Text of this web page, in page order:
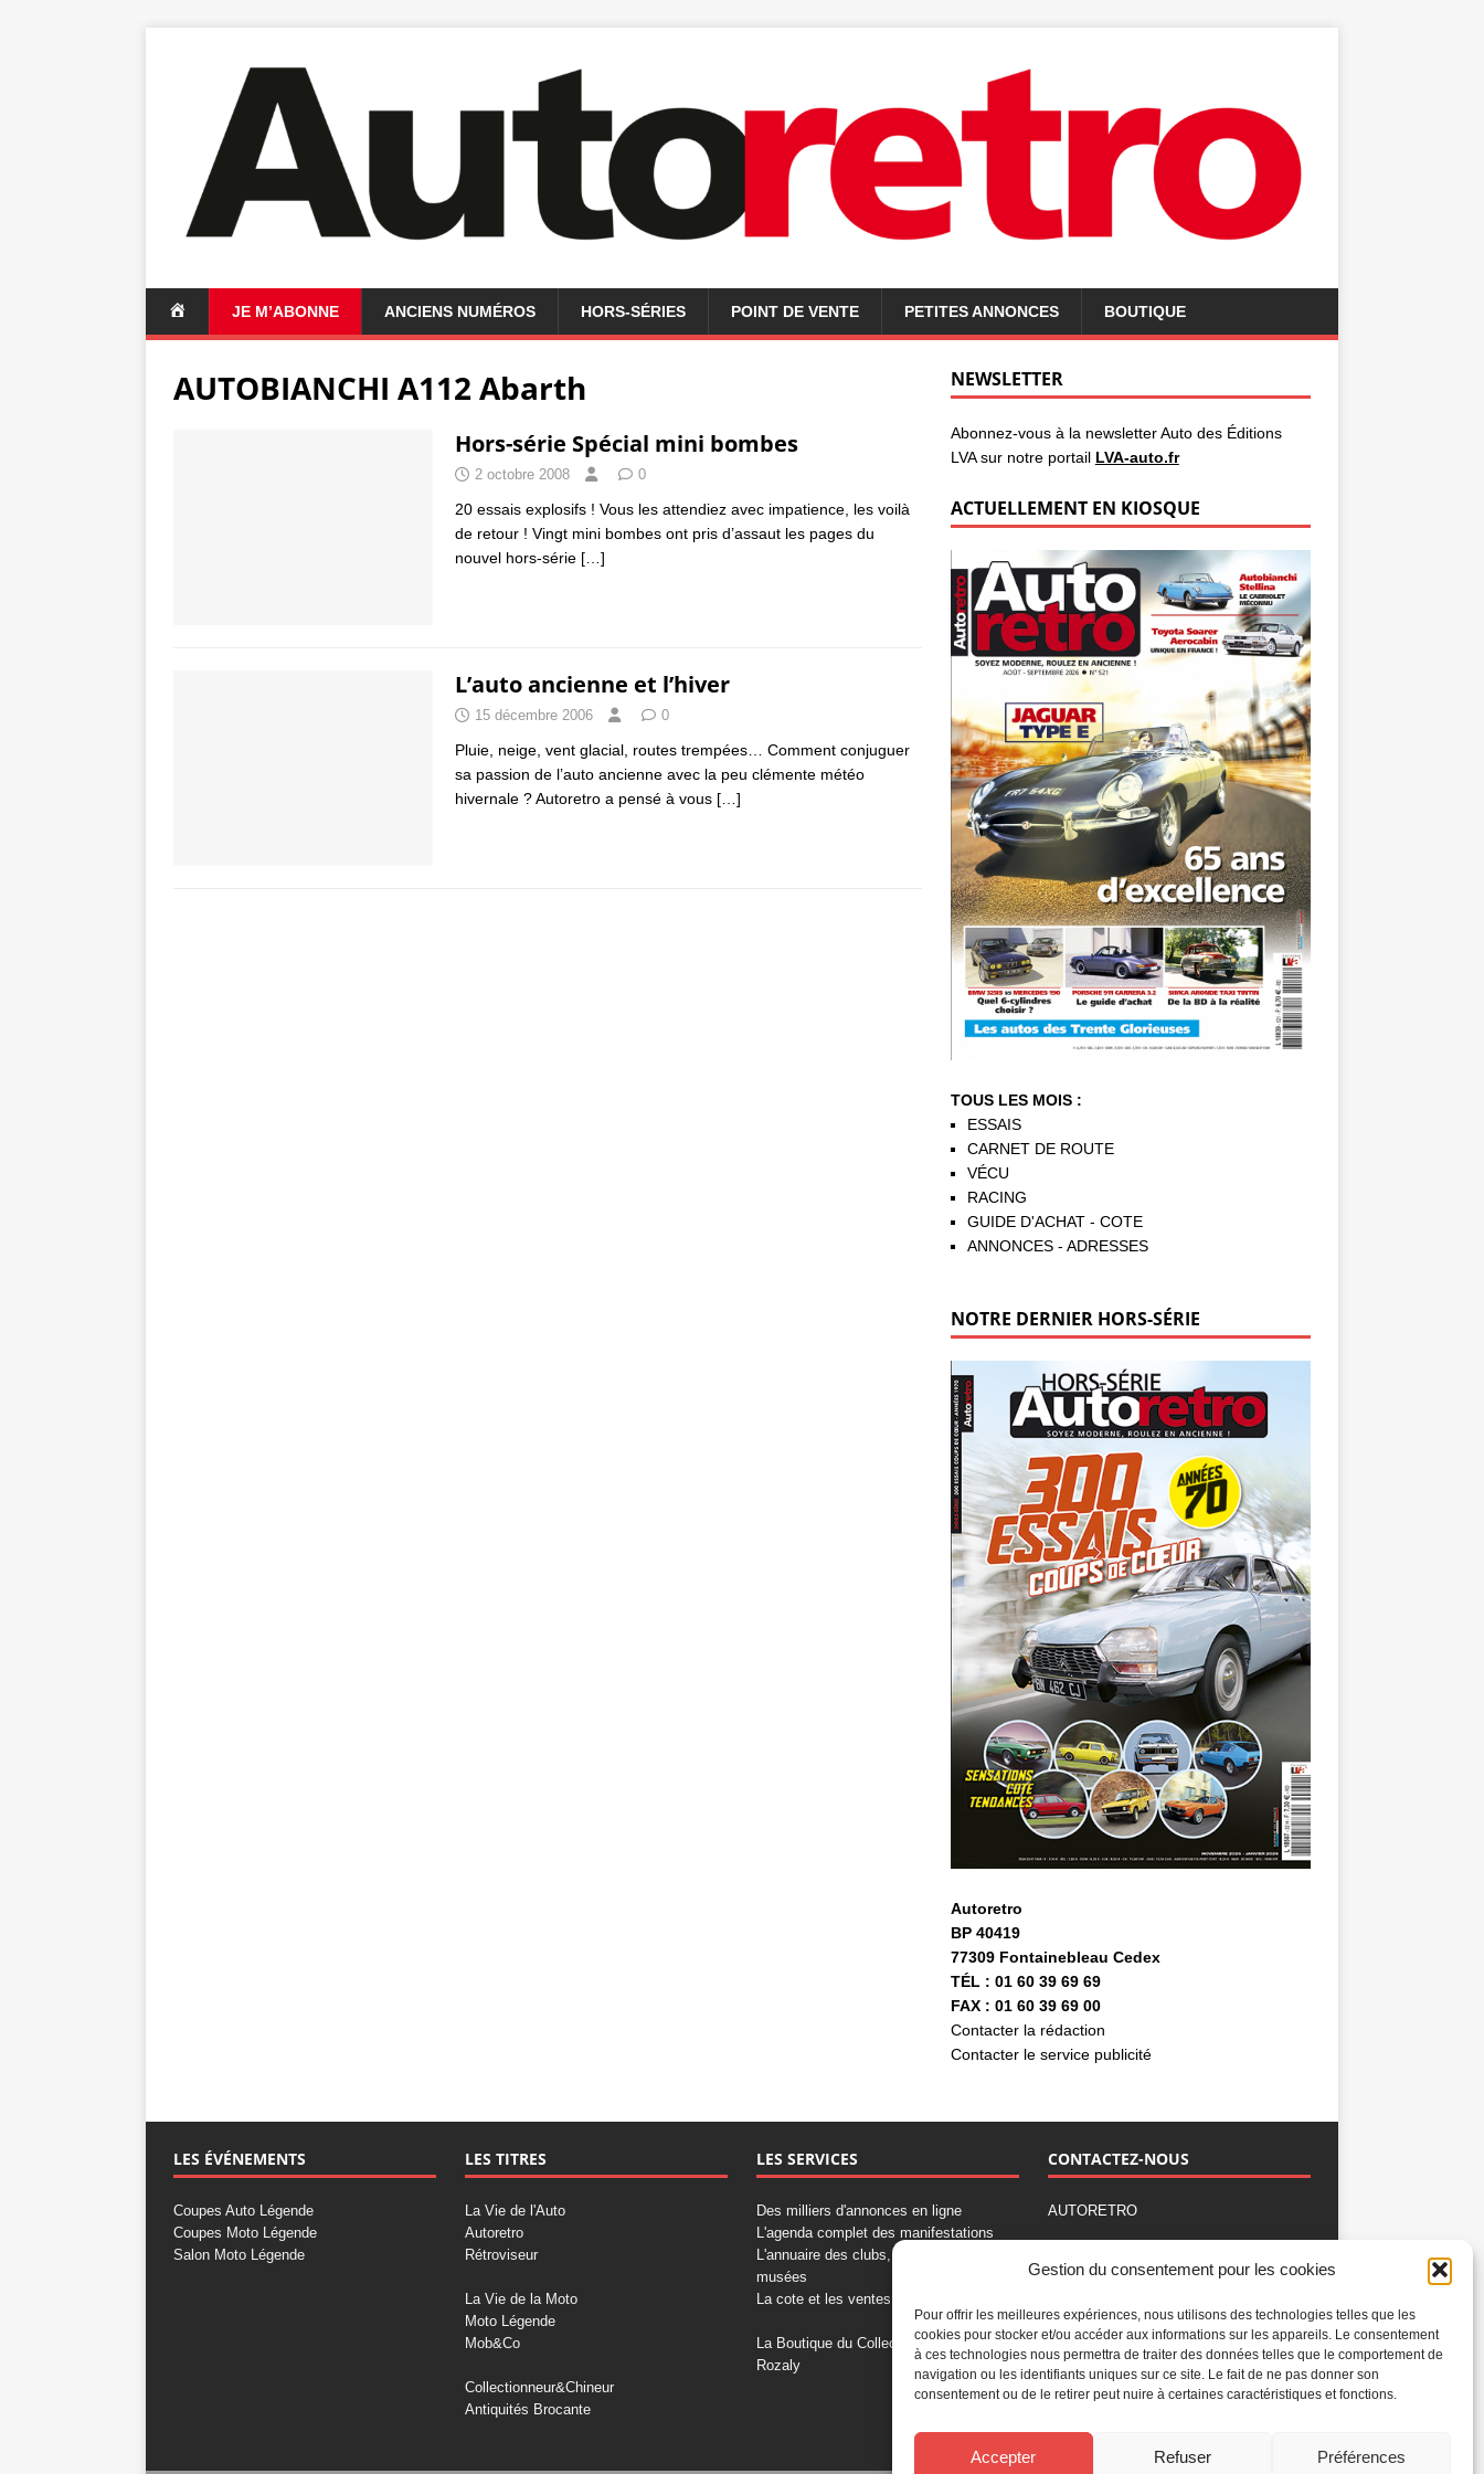
Gestion du consentement pour les cookies
Pour offrir les meilleures expériences, nous utilisons des technologies telles que les
cookies pour stocker et/ou accéder aux informations sur les appareils. Le consentement
à ces technologies nous permettra de traiter des données telles que le comportement de
navigation ou les identifiants uniques sur ce site. Le fait de ne pas donner son
consentement ou de le retirer peut nuire à certaines caractéristiques et fonctions.
Accepter Refuser Préférences
C
U
JE M’ABONNE ANCIENS NUMÉROS HORS-SÉRIES POINT DE VENTE PETITES ANNONCES BOUTIQUE
AUTOBIANCHI A112 Abarth
Hors-série Spécial mini bombes
2 octobre 2008 0
20 essais explosifs ! Vous les attendiez avec impatience, les voilà
de retour ! Vingt mini bombes ont pris d’assaut les pages du
nouvel hors-série […]
L’auto ancienne et l’hiver
15 décembre 2006 0
Pluie, neige, vent glacial, routes trempées… Comment conjuguer
sa passion de l’auto ancienne avec la peu clémente météo
hivernale ? Autoretro a pensé à vous […]
NEWSLETTER
Abonnez-vous à la newsletter Auto des Éditions
LVA sur notre portail LVA-auto.fr
ACTUELLEMENT EN KIOSQUE
TOUS LES MOIS :
ESSAIS
CARNET DE ROUTE
VÉCU
RACING
GUIDE D'ACHAT - COTE
ANNONCES - ADRESSES
NOTRE DERNIER HORS-SÉRIE
Autoretro
BP 40419
77309 Fontainebleau Cedex
TÉL : 01 60 39 69 69
FAX : 01 60 39 69 00
Contacter la rédaction
Contacter le service publicité
LES ÉVÉNEMENTS
Coupes Auto Légende
Coupes Moto Légende
Salon Moto Légende
LES TITRES
La Vie de l'Auto
Autoretro
Rétroviseur
La Vie de la Moto
Moto Légende
Mob&Co
Collectionneur&Chineur
Antiquités Brocante
LES SERVICES
Des milliers d'annonces en ligne
L'agenda complet des manifestations
L'annuaire des clubs, professionnels,
musées
La cote et les ventes aux enchères
La Boutique du Collectionneur
Rozaly
CONTACTEZ-NOUS
AUTORETRO
77309 Fontainebleau Cedex
Fax: 01 60 39 69 00
Nous contacter par email
Mentions légales
Gestion des cookies